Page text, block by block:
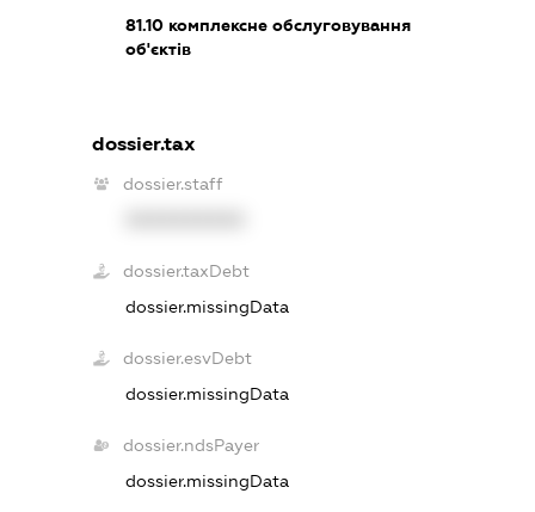
81.10комплексне обслуговування
об'єктів
dossier.tax
dossier.staff
dossier.taxDebt
dossier.missingData
dossier.esvDebt
dossier.missingData
dossier.ndsPayer
dossier.missingData